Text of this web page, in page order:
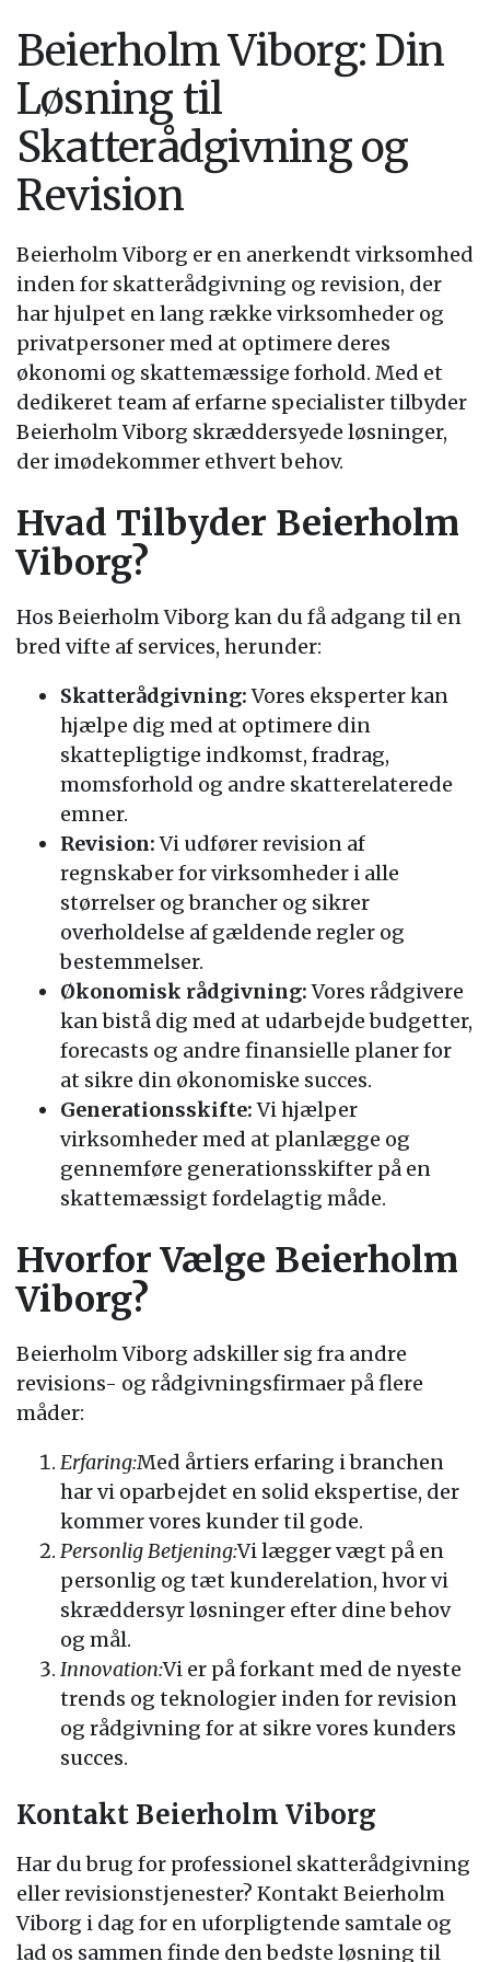
Beierholm Viborg: Din
Løsning til
Skatterådgivning og
Revision
Beierholm Viborg er en anerkendt virksomhed
inden for skatterådgivning og revision, der
har hjulpet en lang række virksomheder og
privatpersoner med at optimere deres
økonomi og skattemæssige forhold. Med et
dedikeret team af erfarne specialister tilbyder
Beierholm Viborg skræddersyede løsninger,
der imødekommer ethvert behov.
Hvad Tilbyder Beierholm
Viborg?
Hos Beierholm Viborg kan du få adgang til en
bred vifte af services, herunder:
Skatterådgivning:Vores eksperter kan
hjælpe dig med at optimere din
skattepligtige indkomst, fradrag,
momsforhold og andre skatterelaterede
emner.
Revision:Vi udfører revision af
regnskaber for virksomheder i alle
størrelser og brancher og sikrer
overholdelse af gældende regler og
bestemmelser.
Økonomisk rådgivning:Vores rådgivere
kan bistå dig med at udarbejde budgetter,
forecasts og andre finansielle planer for
at sikre din økonomiske succes.
Generationsskifte:Vi hjælper
virksomheder med at planlægge og
gennemføre generationsskifter på en
skattemæssigt fordelagtig måde.
Hvorfor Vælge Beierholm
Viborg?
Beierholm Viborg adskiller sig fra andre
revisions- og rådgivningsfirmaer på flere
måder:
Erfaring:Med årtiers erfaring i branchen
har vi oparbejdet en solid ekspertise, der
kommer vores kunder til gode.
Personlig Betjening:Vi lægger vægt på en
personlig og tæt kunderelation, hvor vi
skræddersyr løsninger efter dine behov
og mål.
Innovation:Vi er på forkant med de nyeste
trends og teknologier inden for revision
og rådgivning for at sikre vores kunders
succes.
Kontakt Beierholm Viborg
Har du brug for professionel skatterådgivning
eller revisionstjenester? Kontakt Beierholm
Viborg i dag for en uforpligtende samtale og
lad os sammen finde den bedste løsning til